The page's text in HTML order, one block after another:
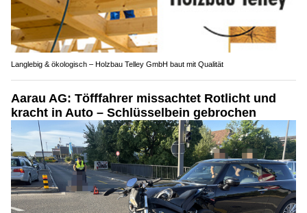
Langlebig & ökologisch – Holzbau Telley GmbH baut mit Qualität
Aarau AG: Töfffahrer missachtet Rotlicht und
kracht in Auto – Schlüsselbein gebrochen